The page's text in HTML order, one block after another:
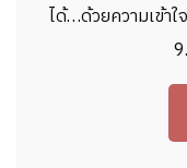
ได้…ด้วยความเข้า